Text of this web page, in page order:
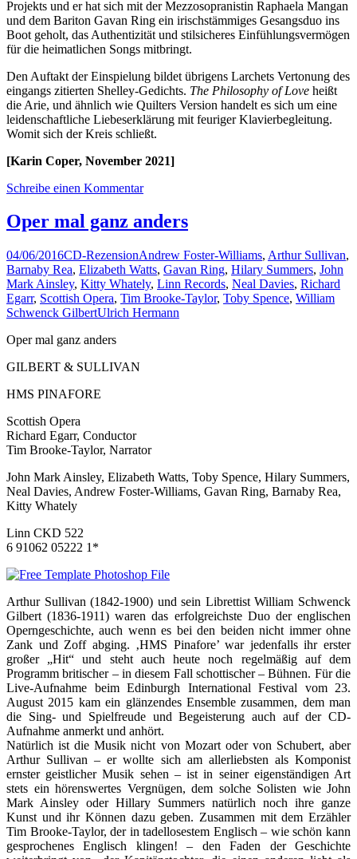
Projekts und er hat sich mit der Mezzosopranistin Raphaela Mangan
und dem Bariton Gavan Ring ein irischstämmiges Gesangsduo ins
Boot geholt, das Authentizität und stilsicheres Einfühlungsvermögen
für die heimatlichen Songs mitbringt.
Den Auftakt der Einspielung bildet übrigens Larchets Vertonung des
eingangs zitierten Shelley-Gedichts. The Philosophy of Love heißt
die Arie, und ähnlich wie Quilters Version handelt es sich um eine
leidenschaftliche Liebeserklärung mit feuriger Klavierbegleitung.
Womit sich der Kreis schließt.
[Karin Coper, November 2021]
Schreibe einen Kommentar
Oper mal ganz anders
04/06/2016CD-RezensionAndrew Foster-Williams, Arthur Sullivan,
Barnaby Rea, Elizabeth Watts, Gavan Ring, Hilary Summers, John
Mark Ainsley, Kitty Whately, Linn Records, Neal Davies, Richard
Egarr, Scottish Opera, Tim Brooke-Taylor, Toby Spence, William
Schwenck GilbertUlrich Hermann
Oper mal ganz anders
GILBERT & SULLIVAN
HMS PINAFORE
Scottish Opera
Richard Egarr, Conductor
Tim Brooke-Taylor, Narrator
John Mark Ainsley, Elizabeth Watts, Toby Spence, Hilary Summers,
Neal Davies, Andrew Foster-Williams, Gavan Ring, Barnaby Rea,
Kitty Whately
Linn CKD 522
6 91062 05222 1*
Arthur Sullivan (1842-1900) und sein Librettist William Schwenck
Gilbert (1836-1911) waren das erfolgreichste Duo der englischen
Operngeschichte, auch wenn es bei den beiden nicht immer ohne
Zank und Zoff abging. ‚HMS Pinafore’ war jedenfalls ihr erster
großer „Hit“ und steht auch heute noch regelmäßig auf dem
Programm britischer – in diesem Fall schottischer – Bühnen. Für die
Live-Aufnahme beim Edinburgh International Festival vom 23.
August 2015 kam ein glänzendes Ensemble zusammen, dem man
die Sing- und Spielfreude und Begeisterung auch auf der CD-
Aufnahme anmerkt und anhört.
Natürlich ist die Musik nicht von Mozart oder von Schubert, aber
Arthur Sullivan – er wollte sich am allerliebsten als Komponist
ernster geistlicher Musik sehen – ist in seiner eigenständigen Art
stets ein hörenswertes Vergnügen, dem solche Solisten wie John
Mark Ainsley oder Hillary Summers natürlich noch ihre ganze
Kunst und ihr Können dazu geben. Zusammen mit dem Erzähler
Tim Brooke-Taylor, der in tadellosestem Englisch – wie schön kann
gesprochenes Englisch klingen! – den Faden der Geschichte